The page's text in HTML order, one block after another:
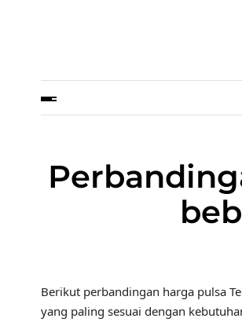
Berikut perbandingan harga pulsa
yang paling sesuai dengan